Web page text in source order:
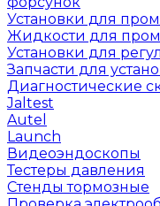
Установки для
Жидкости для
Установки для
Запчасти для
Диагностические
Jaltest
Autel
Launch
Видеоэндоскопы
Тестеры давления
Стенды тормозные